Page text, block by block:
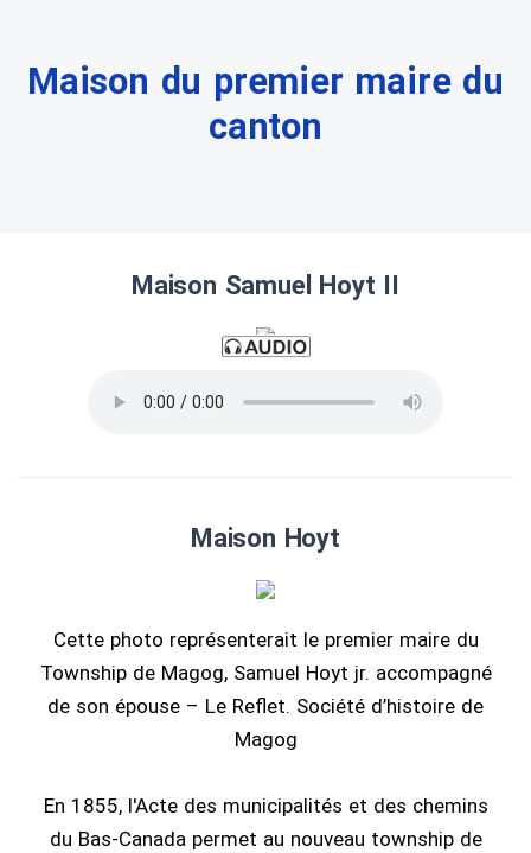
Maison du premier maire du
canton
Maison Samuel Hoyt II
Maison Hoyt
Cette photo représenterait le premier maire du
Township de Magog, Samuel Hoyt jr. accompagné
de son épouse – Le Reflet. Société d’histoire de
Magog
En 1855, l'Acte des municipalités et des chemins
du Bas-Canada permet au nouveau township de